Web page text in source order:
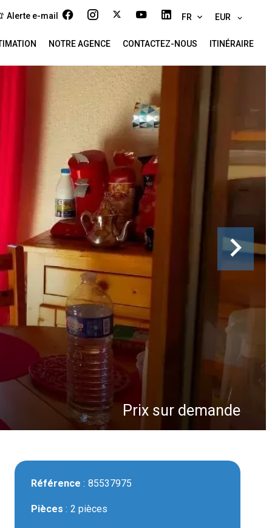
Alerte e-mail FR EUR
NOTRE AGENCE CONTACTEZ-NOUS ITINÉRAIRE
Prix sur demande
Référence 85537975
Pièces 2 pièces